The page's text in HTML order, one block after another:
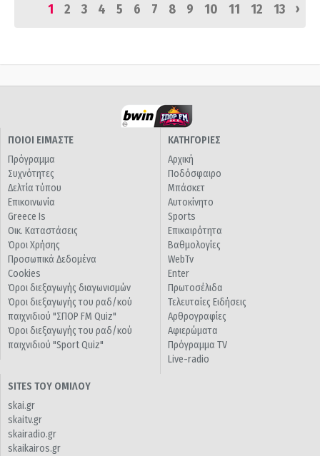
1
2 3 4 5 6 7 8 9 10 11 12 13 ›
ΠΟΙΟΙ ΕΙΜΑΣΤΕ
Πρόγραμμα
Συχνότητες
Δελτία τύπου
Επικοινωνία
Greece Is
Οικ. Καταστάσεις
Όροι Χρήσης
Προσωπικά Δεδομένα
Cookies
Όροι διεξαγωγής διαγωνισμών
Όροι διεξαγωγής του ραδ/κού
παιχνιδιού "ΣΠΟΡ FM Quiz"
Όροι διεξαγωγής του ραδ/κού
παιχνιδιού "Sport Quiz"
ΚΑΤΗΓΟΡΙΕΣ
Αρχική
Ποδόσφαιρο
Μπάσκετ
Αυτοκίνητο
Sports
Επικαιρότητα
Βαθμολογίες
WebTv
Enter
Πρωτοσέλιδα
Τελευταίες Ειδήσεις
Αρθρογραφίες
Αφιερώματα
Πρόγραμμα TV
Live-radio
SITES ΤΟΥ ΟΜΙΛΟΥ
skai.gr
skaitv.gr
skairadio.gr
skaikairos.gr